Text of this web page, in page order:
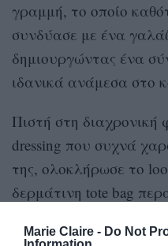
Marie Claire - Do Not
γραμμή, το οποίο
συνδύασε με ένα
δημιουργώντας ένα
ιδανικά ανάμεσα στο
Πιστή στη διαχρονική
dressing που συχνά
της, ολοκλήρωσε το
δερμάτινη tote bag
Souliers.